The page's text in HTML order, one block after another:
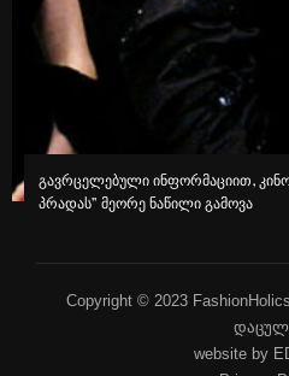
გავრცელებული ინფორმაციით,
პრადას” მეორე ნაწილი გამოვა
Copyright © 2023
website by